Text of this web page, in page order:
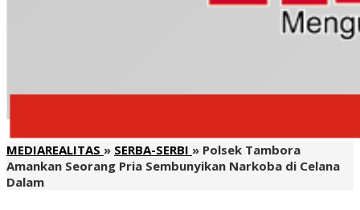
MEDIAREALITAS » SERBA-SERBI » Polsek Tambora
Amankan Seorang Pria Sembunyikan Narkoba di Celana
Dalam